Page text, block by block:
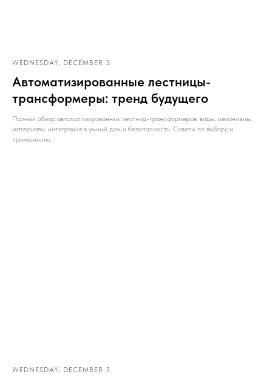
WEDNESDAY, DECEMBER 3
Автоматизированные лестницы-
трансформеры: тренд будущего
Полный обзор автоматизированных лестниц-трансформеров: виды, механизмы,
материалы, интеграция в умный дом и безопасность. Советы по выбору и
применению.
WEDNESDAY, DECEMBER 3